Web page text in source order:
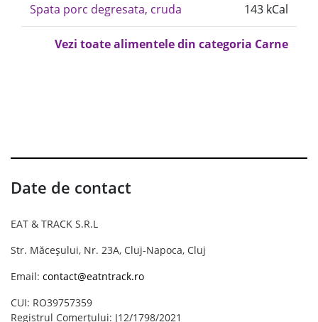
Spata porc degresata, cruda 143 kCal
Vezi toate alimentele din categoria Carne
Date de contact
EAT & TRACK S.R.L
Str. Măceșului, Nr. 23A, Cluj-Napoca, Cluj
Email: contact@eatntrack.ro
CUI: RO39757359
Registrul Comerțului: J12/1798/2021